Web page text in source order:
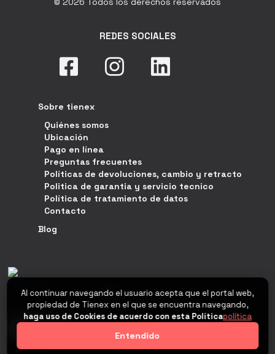
REDES SOCIALES
Sobre tienex
Quiénes somos
Ubicación
Pago en línea
Preguntas frecuentes
Políticas de devoluciones, cambio y retracto
Politica de garantia y servicio tecnico
Política de tratamiento de datos
Contacto
Blog
Al continuar navegando el usuario acepta que el portal web,
propiedad de Tienex en el que se encuentra navegando,
haga uso de Cookies de acuerdo con esta Políticapolítica
Entendido